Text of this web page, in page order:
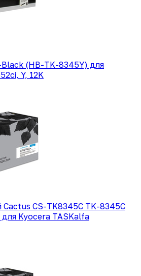
(HB-TK-8345Y) для
Y, 12K
CS-TK8345C TK-8345C
Kyocera TASKalfa